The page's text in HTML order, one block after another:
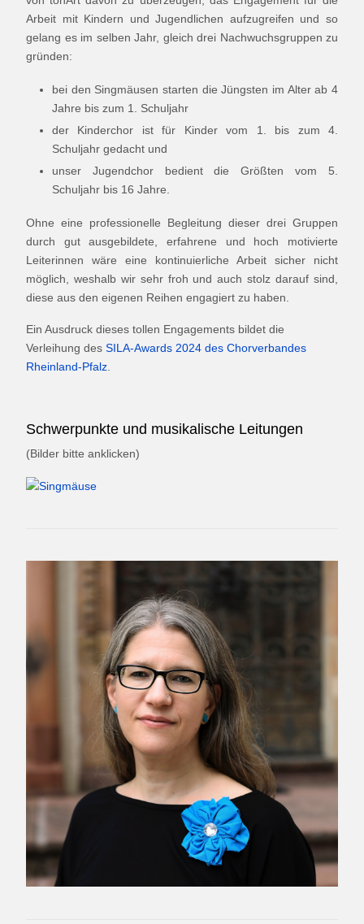
Arbeit mit Kindern und Jugendlichen aufzugreifen und so
gelang es im selben Jahr, gleich drei Nachwuchsgruppen zu
gründen:
bei den Singmäusen starten die Jüngsten im Alter ab 4
Jahre bis zum 1. Schuljahr
der Kinderchor ist für Kinder vom 1. bis zum 4.
Schuljahr gedacht und
unser Jugendchor bedient die Größten vom 5.
Schuljahr bis 16 Jahre.
Ohne eine professionelle Begleitung dieser drei Gruppen
durch gut ausgebildete, erfahrene und hoch motivierte
Leiterinnen wäre eine kontinuierliche Arbeit sicher nicht
möglich, weshalb wir sehr froh und auch stolz darauf sind,
diese aus den eigenen Reihen engagiert zu haben.
Ein Ausdruck dieses tollen Engagements bildet die
Verleihung des SILA-Awards 2024 des Chorverbandes
Rheinland-Pfalz
Schwerpunkte und musikalische Leitungen
(Bilder bitte anklicken)